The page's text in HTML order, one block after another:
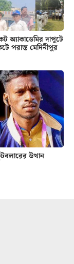
অ্যাকাডেমির দাপুটে
পরাস্ত মেদিনীপুর
উত্থান